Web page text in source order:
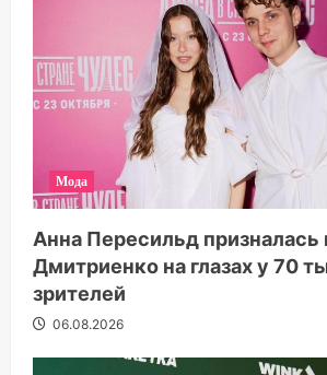
Мода
Анна Пересильд призналась
Дмитриенко на глазах у 70
зрителей
06.08.2026